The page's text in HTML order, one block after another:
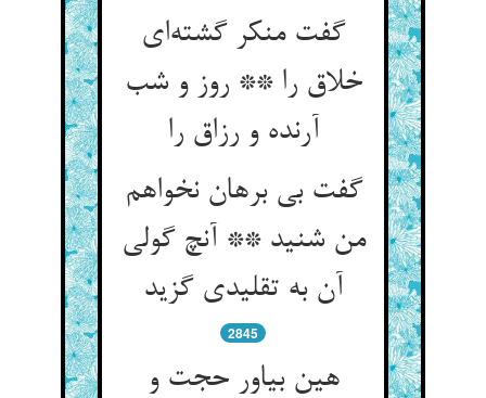
گفت منکر گشته‌ای
خلاق را ** روز و شب
آرنده و رزاق را
گفت بی برهان نخواهم
من شنید ** آنچ گولی
آن به تقلیدی گزید
2845
هین بیاور حجت و